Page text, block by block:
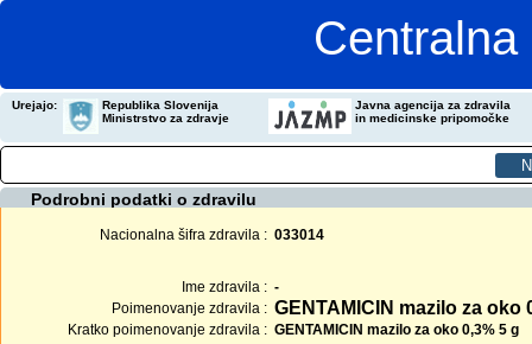
Urejajo:
Republika Slovenija
Ministrstvo za zdravje
Javna agencija za zdravila
in medicinske pripomočke
Podrobni podatki o zdravilu
Nacionalna šifra zdravila : 033014
Ime zdravila : -
Poimenovanje zdravila : GENTAMICIN mazilo za oko
Kratko poimenovanje zdravila : GENTAMICIN mazilo za oko 0,3% 5 g